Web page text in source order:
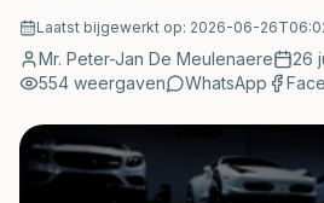
Laatst bijgewerkt op: 2026-06-
Mr. Peter-Jan De Meulenaere 26
554 weergaven WhatsApp